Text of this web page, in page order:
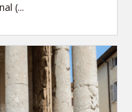
(...